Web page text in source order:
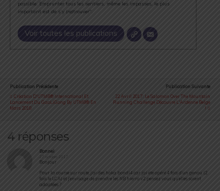
possible. Emprunter tous les sentiers, même les impasses, le plus
important est de s’y (re)trouver".
Voir toutes les publications
Publication Précédente
Création D'UTMB® International Et
Lancement Du GaoLiGong By UTMB® En
Mars 2018
Publication Suivante
22 Avril 2017 : Le Salomon Over The Mountain
Running Challenge Découvre L'Ardenne Belge
!
4 réponses
Bonnel
27 octobre 2017
Bonjour
Pour la course sur route, j’ai des hoka bondi4 car jai ete opéré 4 fois d’un genou (2
fois le LCA) et j’envisage de prendre les NB hierro v2 pensez vous qu’elles soient
adaptées ?